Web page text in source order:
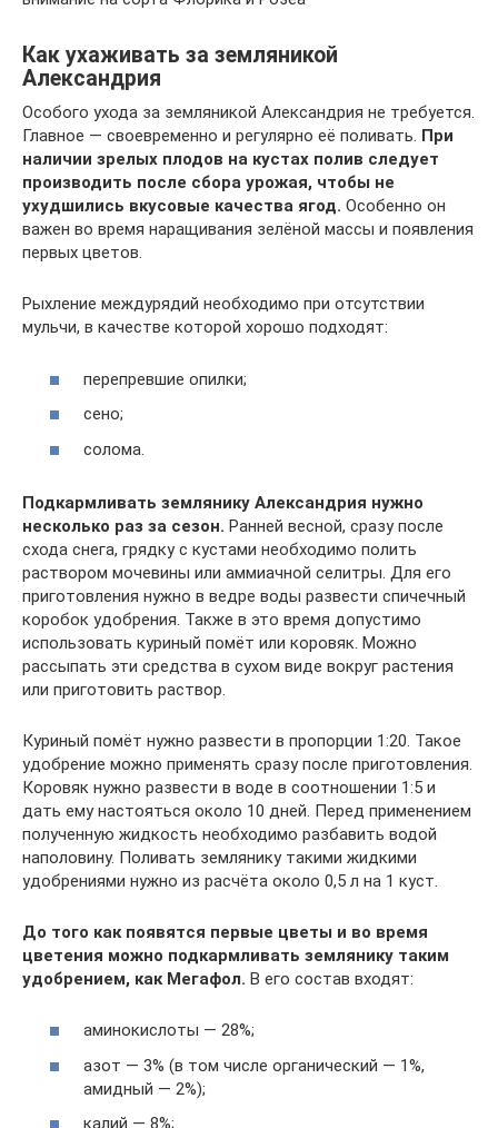
Как ухаживать за земляникой
Александрия
Особого ухода за земляникой Александрия не требуется.
Главное — своевременно и регулярно её поливать. При
наличии зрелых плодов на кустах полив следует
производить после сбора урожая, чтобы не
ухудшились вкусовые качества ягод. Особенно он
важен во время наращивания зелёной массы и появления
первых цветов.
Рыхление междурядий необходимо при отсутствии
мульчи, в качестве которой хорошо подходят:
перепревшие опилки;
сено;
солома.
Подкармливать землянику Александрия нужно
несколько раз за сезон. Ранней весной, сразу после
схода снега, грядку с кустами необходимо полить
раствором мочевины или аммиачной селитры. Для его
приготовления нужно в ведре воды развести спичечный
коробок удобрения. Также в это время допустимо
использовать куриный помёт или коровяк. Можно
рассыпать эти средства в сухом виде вокруг растения
или приготовить раствор.
Куриный помёт нужно развести в пропорции 1:20. Такое
удобрение можно применять сразу после приготовления.
Коровяк нужно развести в воде в соотношении 1:5 и
дать ему настояться около 10 дней. Перед применением
полученную жидкость необходимо разбавить водой
наполовину. Поливать землянику такими жидкими
удобрениями нужно из расчёта около 0,5 л на 1 куст.
До того как появятся первые цветы и во время
цветения можно подкармливать землянику таким
удобрением, как Мегафол. В его состав входят:
аминокислоты — 28%;
азот — 3% (в том числе органический — 1%,
амидный — 2%);
калий — 8%;